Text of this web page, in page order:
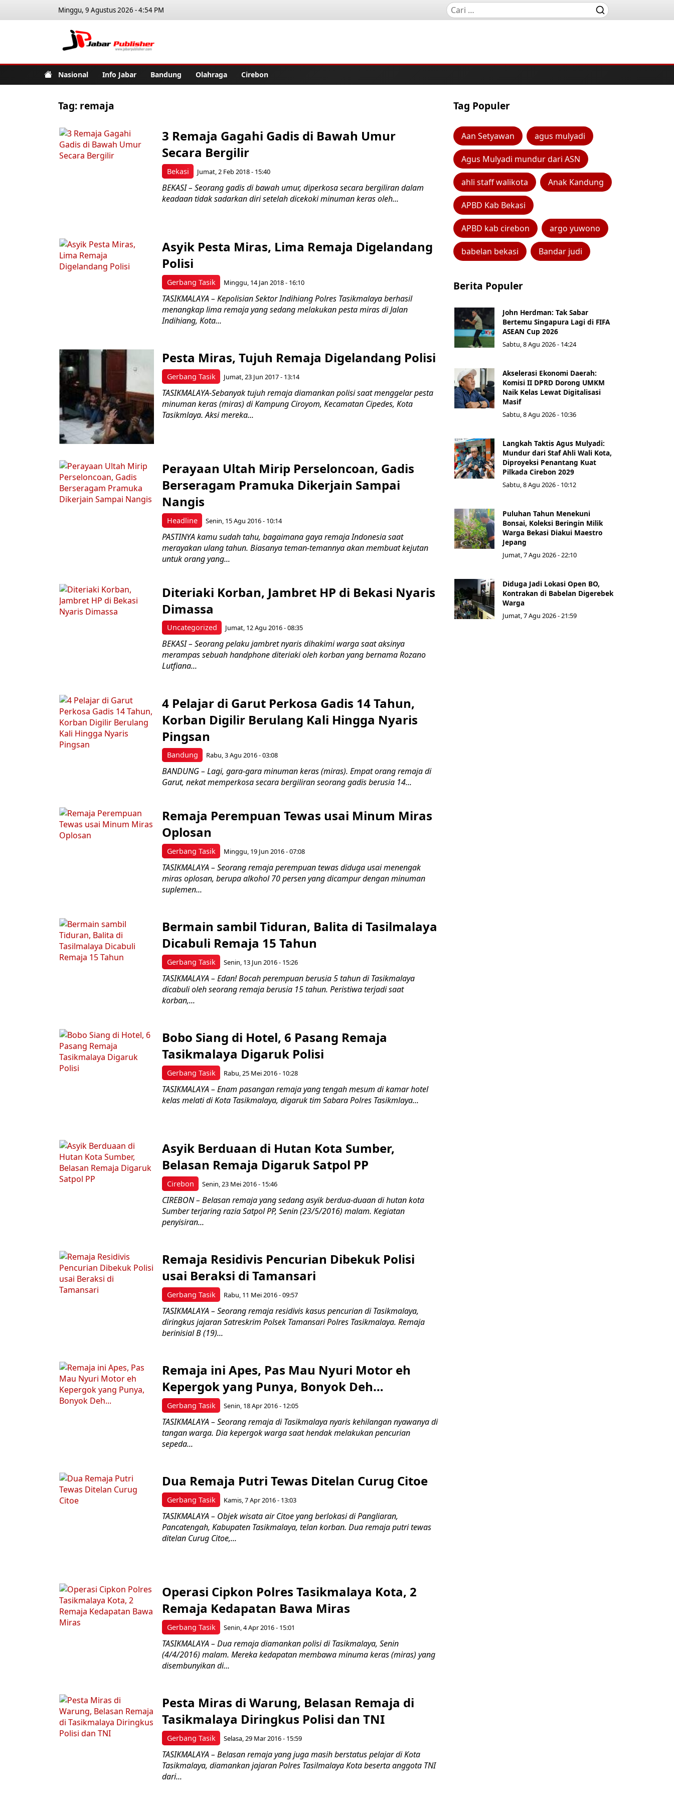
Minggu, 9 Agustus 2026 - 4:54 PM
Nasional Info Jabar Bandung Olahraga Cirebon
Tag: remaja
Bekasi
3 Remaja Gagahi Gadis di Bawah Umur
Secara Bergilir
Jumat, 2 Feb 2018 - 15:40
BEKASI – Seorang gadis di bawah umur, diperkosa secara bergiliran dalam
keadaan tidak sadarkan diri setelah dicekoki minuman keras oleh...
Gerbang Tasik
Asyik Pesta Miras, Lima Remaja Digelandang
Polisi
Minggu, 14 Jan 2018 - 16:10
TASIKMALAYA – Kepolisian Sektor Indihiang Polres Tasikmalaya berhasil
menangkap lima remaja yang sedang melakukan pesta miras di Jalan
Indihiang, Kota...
Gerbang Tasik
Pesta Miras, Tujuh Remaja Digelandang Polisi
Jumat, 23 Jun 2017 - 13:14
TASIKMALAYA-Sebanyak tujuh remaja diamankan polisi saat menggelar pesta
minuman keras (miras) di Kampung Ciroyom, Kecamatan Cipedes, Kota
Tasikmlaya. Aksi mereka...
Headline
Perayaan Ultah Mirip Perseloncoan, Gadis
Berseragam Pramuka Dikerjain Sampai
Nangis
Senin, 15 Agu 2016 - 10:14
PASTINYA kamu sudah tahu, bagaimana gaya remaja Indonesia saat
merayakan ulang tahun. Biasanya teman-temannya akan membuat kejutan
untuk orang yang...
Uncategorized
Diteriaki Korban, Jambret HP di Bekasi Nyaris
Dimassa
Jumat, 12 Agu 2016 - 08:35
BEKASI – Seorang pelaku jambret nyaris dihakimi warga saat aksinya
merampas sebuah handphone diteriaki oleh korban yang bernama Rozano
Lutfiana...
Bandung
4 Pelajar di Garut Perkosa Gadis 14 Tahun,
Korban Digilir Berulang Kali Hingga Nyaris
Pingsan
Rabu, 3 Agu 2016 - 03:08
BANDUNG – Lagi, gara-gara minuman keras (miras). Empat orang remaja di
Garut, nekat memperkosa secara bergiliran seorang gadis berusia 14...
Gerbang Tasik
Remaja Perempuan Tewas usai Minum Miras
Oplosan
Minggu, 19 Jun 2016 - 07:08
TASIKMALAYA – Seorang remaja perempuan tewas diduga usai menengak
miras oplosan, berupa alkohol 70 persen yang dicampur dengan minuman
suplemen...
Gerbang Tasik
Bermain sambil Tiduran, Balita di Tasilmalaya
Dicabuli Remaja 15 Tahun
Senin, 13 Jun 2016 - 15:26
TASIKMALAYA – Edan! Bocah perempuan berusia 5 tahun di Tasikmalaya
dicabuli oleh seorang remaja berusia 15 tahun. Peristiwa terjadi saat
korban,...
Gerbang Tasik
Bobo Siang di Hotel, 6 Pasang Remaja
Tasikmalaya Digaruk Polisi
Rabu, 25 Mei 2016 - 10:28
TASIKMALAYA – Enam pasangan remaja yang tengah mesum di kamar hotel
kelas melati di Kota Tasikmalaya, digaruk tim Sabara Polres Tasikmlaya...
Cirebon
Asyik Berduaan di Hutan Kota Sumber,
Belasan Remaja Digaruk Satpol PP
Senin, 23 Mei 2016 - 15:46
CIREBON – Belasan remaja yang sedang asyik berdua-duaan di hutan kota
Sumber terjaring razia Satpol PP, Senin (23/5/2016) malam. Kegiatan
penyisiran...
Gerbang Tasik
Remaja Residivis Pencurian Dibekuk Polisi
usai Beraksi di Tamansari
Rabu, 11 Mei 2016 - 09:57
TASIKMALAYA – Seorang remaja residivis kasus pencurian di Tasikmalaya,
diringkus jajaran Satreskrim Polsek Tamansari Polres Tasikmalaya. Remaja
berinisial B (19)...
Gerbang Tasik
Remaja ini Apes, Pas Mau Nyuri Motor eh
Kepergok yang Punya, Bonyok Deh…
Senin, 18 Apr 2016 - 12:05
TASIKMALAYA – Seorang remaja di Tasikmalaya nyaris kehilangan nyawanya di
tangan warga. Dia kepergok warga saat hendak melakukan pencurian
sepeda...
Gerbang Tasik
Dua Remaja Putri Tewas Ditelan Curug Citoe
Kamis, 7 Apr 2016 - 13:03
TASIKMALAYA – Objek wisata air Citoe yang berlokasi di Pangliaran,
Pancatengah, Kabupaten Tasikmalaya, telan korban. Dua remaja putri tewas
ditelan Curug Citoe,...
Gerbang Tasik
Operasi Cipkon Polres Tasikmalaya Kota, 2
Remaja Kedapatan Bawa Miras
Senin, 4 Apr 2016 - 15:01
TASIKMALAYA – Dua remaja diamankan polisi di Tasikmalaya, Senin
(4/4/2016) malam. Mereka kedapatan membawa minuma keras (miras) yang
disembunyikan di...
Gerbang Tasik
Pesta Miras di Warung, Belasan Remaja di
Tasikmalaya Diringkus Polisi dan TNI
Selasa, 29 Mar 2016 - 15:59
TASIKMALAYA – Belasan remaja yang juga masih berstatus pelajar di Kota
Tasikmalaya, diamankan jajaran Polres Tasilmalaya Kota beserta anggota TNI
dari...
Tag Populer
Aan Setyawan agus mulyadi
Agus Mulyadi mundur dari ASN
ahli staff walikota Anak Kandung
APBD Kab Bekasi
APBD kab cirebon argo yuwono
babelan bekasi Bandar judi
Berita Populer
John Herdman: Tak Sabar
Bertemu Singapura Lagi di FIFA
ASEAN Cup 2026
Sabtu, 8 Agu 2026 - 14:24
Akselerasi Ekonomi Daerah:
Komisi II DPRD Dorong UMKM
Naik Kelas Lewat Digitalisasi
Masif
Sabtu, 8 Agu 2026 - 10:36
Langkah Taktis Agus Mulyadi:
Mundur dari Staf Ahli Wali Kota,
Diproyeksi Penantang Kuat
Pilkada Cirebon 2029
Sabtu, 8 Agu 2026 - 10:12
Puluhan Tahun Menekuni
Bonsai, Koleksi Beringin Milik
Warga Bekasi Diakui Maestro
Jepang
Jumat, 7 Agu 2026 - 22:10
Diduga Jadi Lokasi Open BO,
Kontrakan di Babelan Digerebek
Warga
Jumat, 7 Agu 2026 - 21:59